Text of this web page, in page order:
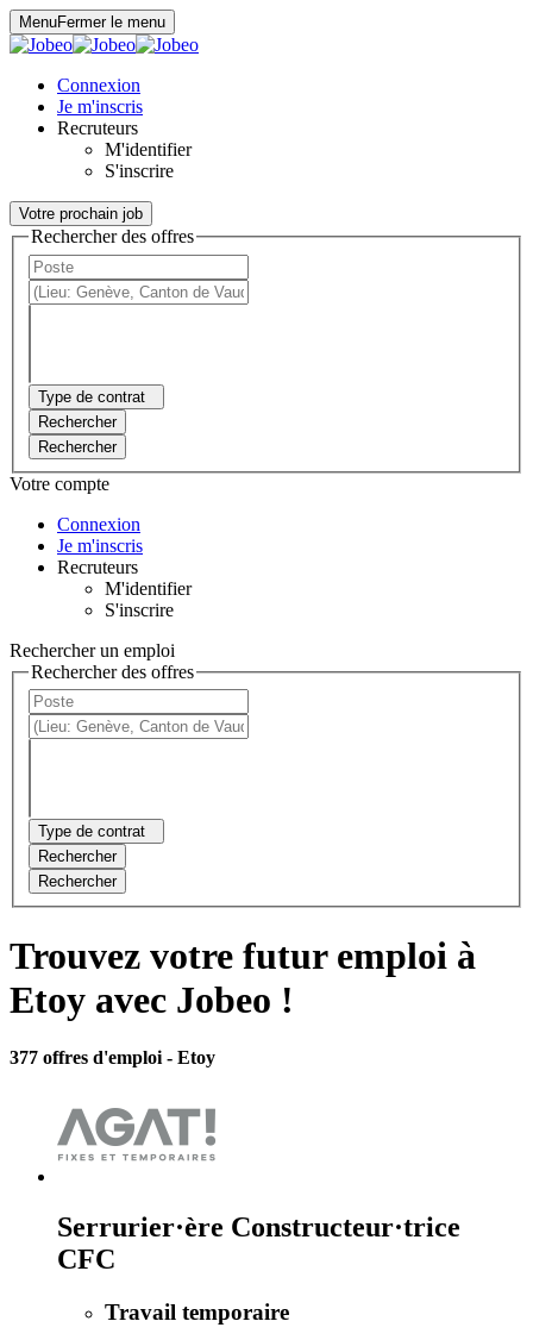
MenuFermer le menu
Connexion
Je m'inscris
Recruteurs
M'identifier
S'inscrire
Votre prochain job
Rechercher des offres
Type de contrat
Rechercher
Rechercher
Votre compte
Connexion
Je m'inscris
Recruteurs
M'identifier
S'inscrire
Rechercher un emploi
Rechercher des offres
Type de contrat
Rechercher
Rechercher
Trouvez votre futur emploi à
Etoy avec Jobeo !
377 offres d'emploi - Etoy
Serrurier·ère Constructeur·trice
CFC
Travail temporaire
Panneau de gestion des cookies